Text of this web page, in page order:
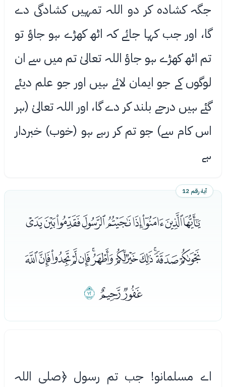
جگہ کشاده کر دو اللہ تمہیں کشادگی دے
گا، اور جب کہا جائے کہ اٹھ کھڑے ہو جاؤ تو
تم اٹھ کھڑے ہو جاؤ اللہ تعالیٰ تم میں سے ان
لوگوں کے جو ایمان ﻻئے ہیں اور جو علم دیئے
گئے ہیں درجے بلند کر دے گا، اور اللہ تعالیٰ (ہر
اس کام سے) جو تم کر رہے ہو (خوب) خبردار
ہے
آية رقم 12
ﭑﭒﭓﭔﭕﭖﭗﭘﭙ
ﭚﭛﭜﭝﭞﭟﭠﭡﭢﭣﭤﭥﭦ
ﭧﭨﭩ
اے مسلمانو! جب تم رسول ﴿صلی اللہ